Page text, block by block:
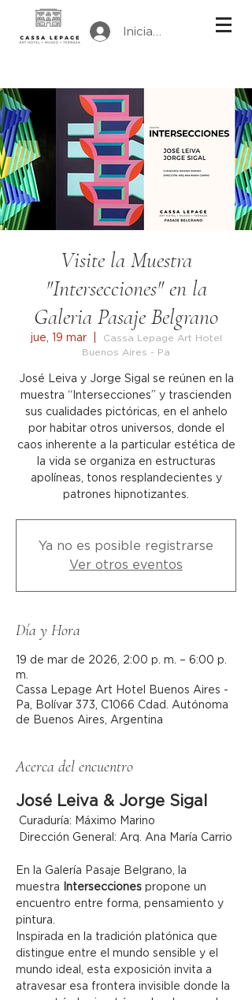
Iniciar sesión
Visite la Muestra
"Intersecciones" en la
Galeria Pasaje Belgrano
jue, 19 mar
  |
Cassa Lepage Art Hotel
Buenos Aires - Pa
José Leiva y Jorge Sigal se reúnen en la
muestra “Intersecciones” y trascienden
sus cualidades pictóricas, en el anhelo
por habitar otros universos, donde el
caos inherente a la particular estética de
la vida se organiza en estructuras
apolíneas, tonos resplandecientes y
patrones hipnotizantes.
Ya no es posible registrarse
Ver otros eventos
Día y Hora
19 de mar de 2026, 2:00 p. m. – 6:00 p.
m.
Cassa Lepage Art Hotel Buenos Aires -
Pa, Bolívar 373, C1066 Cdad. Autónoma
de Buenos Aires, Argentina
Acerca del encuentro
José Leiva & Jorge Sigal
Curaduría: Máximo Marino
Dirección General: Arq. Ana María Carrio
En la Galería Pasaje Belgrano, la
muestra
Intersecciones propone un
encuentro entre forma, pensamiento y
pintura.
Inspirada en la tradición platónica que
distingue entre el mundo sensible y el
mundo ideal, esta exposición invita a
atravesar esa frontera invisible donde la